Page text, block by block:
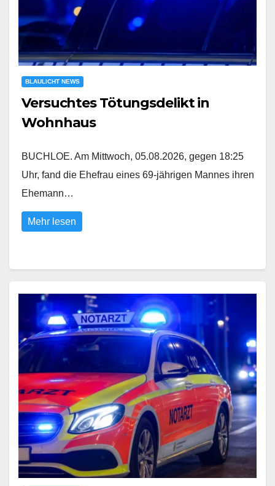
BLAULICHT NEWS
Versuchtes Tötungsdelikt in
Wohnhaus
BUCHLOE. Am Mittwoch, 05.08.2026, gegen 18:25
Uhr, fand die Ehefrau eines 69-jährigen Mannes ihren
Ehemann…
Mehr lesen